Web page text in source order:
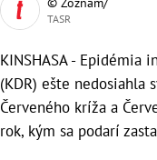
TASR
KINSHASA - Epidémia
(KDR) ešte nedosiahla
Červeného kríža a
rok, kým sa podarí